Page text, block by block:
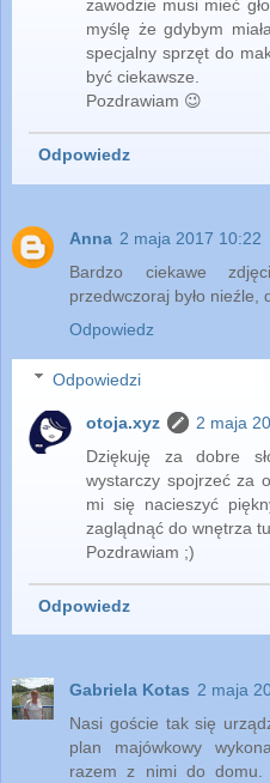
zawodzie musi mieć
myślę że gdybym
specjalny sprzęt do
być ciekawsze.
Pozdrawiam 😉
Odpowiedz
Anna 2 maja 2017 10:22
Bardzo ciekawe
przedwczoraj było nieźle,
Odpowiedz
Odpowiedzi
otoja.xyz
2 maja
Dziękuję za dobre
wystarczy spojrzeć za
mi się nacieszyć
zaglądnąć do wnętrza
Pozdrawiam ;)
Odpowiedz
Gabriela Kotas 2 maja
Nasi goście tak się
plan majówkowy
razem z nimi do domu.